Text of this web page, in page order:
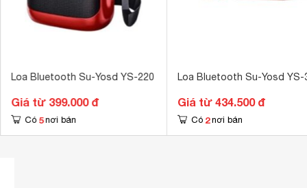
Loa Bluetooth Su-Yosd YS-220
Giá từ 399.000 đ
Có 5 nơi bán
Loa Bluetooth Su-Yosd YS-
Giá từ 434.500 đ
Có 2 nơi bán